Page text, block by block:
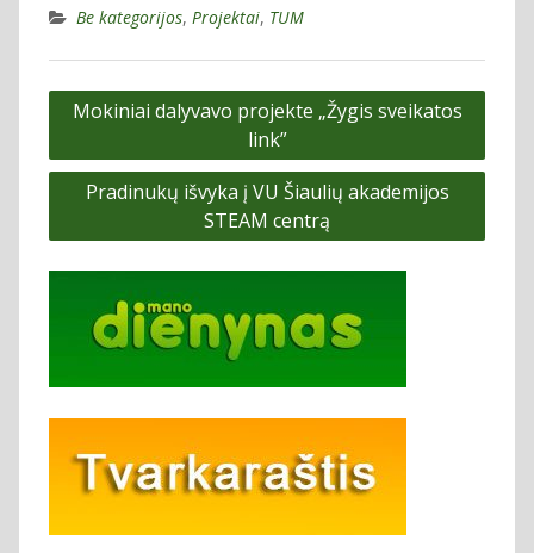
Be kategorijos, Projektai, TUM
Navigacija
įrašų
Mokiniai dalyvavo projekte „Žygis sveikatos
link”
Pradinukų išvyka į VU Šiaulių akademijos
STEAM centrą